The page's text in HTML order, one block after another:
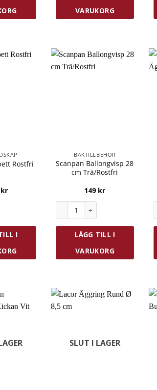
VARUKORG
Rostfri
kr
I
BAKTILLBEHÖR
Scanpan Ballongvisp 28
cm Trä/Rostfri
149 kr
LÄGG TILL I
VARUKORG
SLUT I LAGER